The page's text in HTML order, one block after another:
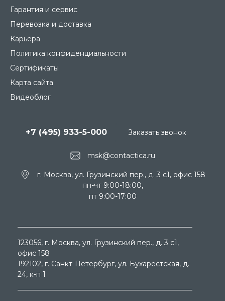
Гарантия и сервис
Перевозка и доставка
Карьера
Политика конфиденциальности
Сертификаты
Карта сайта
Видеоблог
msk@contactica.ru
+7 (495) 933-5-000
г. Москва, ул. Грузинский пер., д. 3 c1, офис 158
пн-чт 9:00-18:00,
пт 9:00-17:00
Заказать звонок
123056, г. Москва, ул. Грузинский пер., д. 3 c1,
офис 158
192102, г. Санкт-Петербург, ул. Бухарестская, д.
24, к-п 1